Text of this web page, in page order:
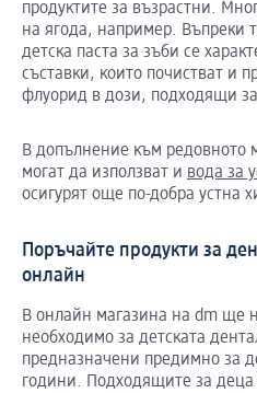
продуктите за възрастни.
на ягода, например. Въпреки
детска паста за зъби се
съставки, които почистват и
флуорид в дози, подходящи
В допълнение към редовното
могат да използват и вода за
осигурят още по-добра устна
Поръчайте продукти за
онлайн
В онлайн магазина на dm ще
необходимо за детската
предназначени предимно за
години. Подходящите за деца